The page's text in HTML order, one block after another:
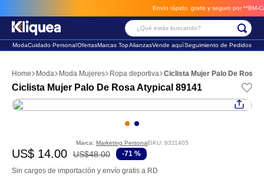
Envío rápido, gratis y seguro por **BM-Cargo** envios a través
¿Qué estás buscando?
ModaCuidado PersonalOfertasMarcas TopAlianzasVende aquíSeguimiento de Pedidos
Moda Moda Mujeres Ropa deportiva Ciclista Mujer Palo De Rosa
Ciclista Mujer Palo De Rosa Atypical 89141
Marca: Marketing PersonalSKU: 8311405
US$ 14.00 US$48.00 -71 %
Sin cargos de importación y envío gratis a RD
2. faldas